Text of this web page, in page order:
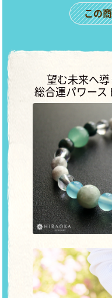
この
望む未来へ
総合運パワー